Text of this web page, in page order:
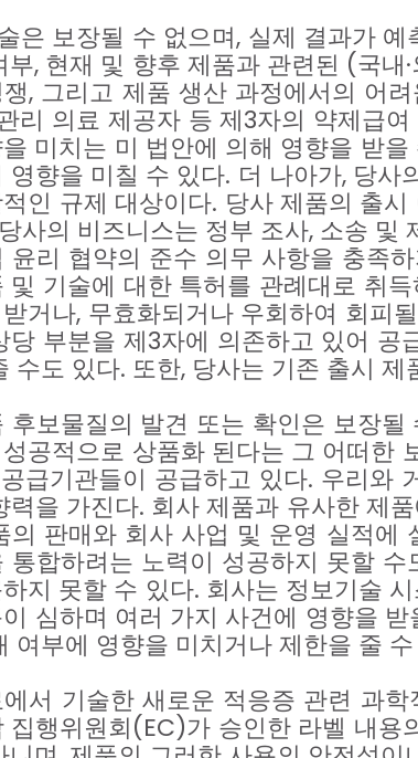
은 보장될 수 없으며, 실제 결과가 예
부, 현재 및 향후 제품과 관련된 (국내∙
, 그리고 제품 생산 과정에서의 어
리 의료 제공자 등 제3자의 약제급여
미치는 미 법안에 의해 영향을 받을
영향을 미칠 수 있다. 더 나아가, 당사
인 규제 대상이다. 당사 제품의 출시
당사의 비즈니스는 정부 조사, 소송 및
윤리 협약의 준수 의무 사항을 충족
및 기술에 대한 특허를 관례대로 취
받거나, 무효화되거나 우회하여 회피될
당 부분을 제3자에 의존하고 있어 공
수도 있다. 또한, 당사는 기존 출시 제
후보물질의 발견 또는 확인은 보장될
성공적으로 상품화 된다는 그 어떠한
공급기관들이 공급하고 있다. 우리와
력을 가진다. 회사 제품과 유사한 제
의 판매와 회사 사업 및 운영 실적에
통합하려는 노력이 성공하지 못할 수
지 못할 수 있다. 회사는 정보기술
심하며 여러 가지 사건에 영향을 받
여부에 영향을 미치거나제한을 줄 수
서 기술한 새로운 적응증 관련 과학
집행위원회(EC)가 승인한 라벨 내용